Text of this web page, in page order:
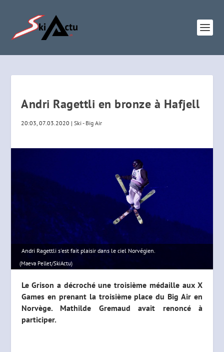
Andri Ragettli en bronze à Hafjell
20:03, 07.03.2020 |Ski - Big Air
Andri Ragettli s'est fait plaisir dans le ciel Norvégien.
(Maeva Pellet/SkiActu)
Le Grison a décroché une troisième médaille aux X
Games en prenant la troisième place du Big Air en
Norvège. Mathilde Gremaud avait renoncé à
participer.